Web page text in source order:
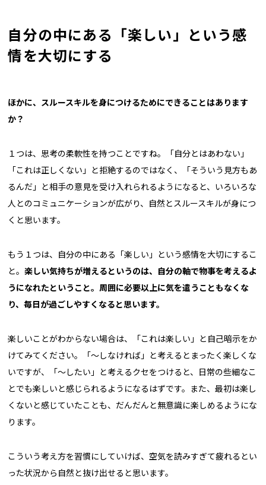
自分の中にある「楽しい」という感
情を大切にする
ほかに、スルースキルを身につけるためにできることはあります
か？
１つは、思考の柔軟性を持つことですね。「自分とはあわない」
「これは正しくない」と拒絶するのではなく、「そういう見方もあ
るんだ」と相手の意見を受け入れられるようになると、いろいろな
人とのコミュニケーションが広がり、自然とスルースキルが身につ
くと思います。
もう１つは、自分の中にある「楽しい」という感情を大切にするこ
と。楽しい気持ちが増えるというのは、自分の軸で物事を考えるよ
うになれたということ。周囲に必要以上に気を遣うこともなくな
り、毎日が過ごしやすくなると思います。
楽しいことがわからない場合は、「これは楽しい」と自己暗示をか
けてみてください。「〜しなければ」と考えるとまったく楽しくな
いですが、「〜したい」と考えるクセをつけると、日常の些細なこ
とでも楽しいと感じられるようになるはずです。また、最初は楽し
くないと感じていたことも、だんだんと無意識に楽しめるようにな
ります。
こういう考え方を習慣にしていけば、空気を読みすぎて疲れるとい
った状況から自然と抜け出せると思います。